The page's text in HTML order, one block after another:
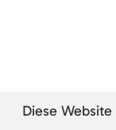
Diese